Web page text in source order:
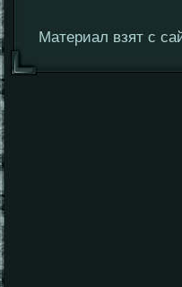
Материал взят с